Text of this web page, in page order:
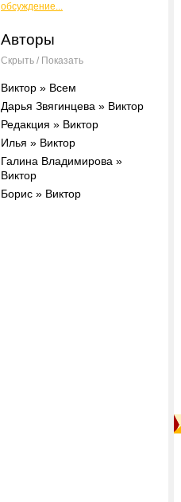
обсуждение...
Авторы
Скрыть / Показать
Виктор » Всем
Дарья Звягинцева » Виктор
Редакция » Виктор
Илья » Виктор
Галина Владимирова »
Виктор
Борис » Виктор